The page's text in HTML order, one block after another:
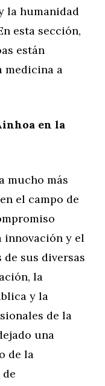
la humanidad
esta sección,
están
medicina a
en la
mucho más
el campo de
y el
de sus diversas
la
y la
de la
una
de la